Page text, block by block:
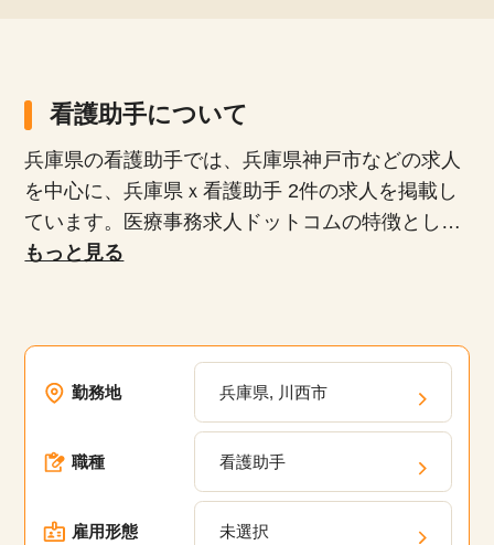
看護助手について
兵庫県の看護助手では、兵庫県神戸市などの求人
を中心に、兵庫県ｘ看護助手 2件の求人を掲載し
ています。医療事務求人ドットコムの特徴とし
て、正社員、派遣社員、扶養内パート、時短勤務
介します。未経験者や無資格者、ブランクがある
代、50代といった幅広い年齢層が活躍している職
場の求人が多数あります。弊社の派遣・委託現場
においてスキルアップのための研修プログラム
や、キャリアパスの相談、定期的なフィードバッ
クを通じて、あなたのキャリアアップを支援しま
もっと見る
勤務地 兵庫県, 川西市
職種 看護助手
雇用形態 未選択